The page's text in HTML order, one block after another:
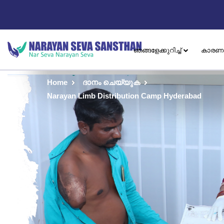
ഞങ്ങളേക്കുറിച്ച്
Home
ദാനം ചെയ്യുക
Narayan Limb Distribution Camp Hyderabad